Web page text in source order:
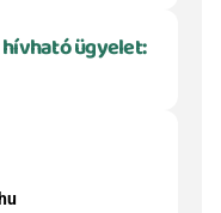
ügyelet: